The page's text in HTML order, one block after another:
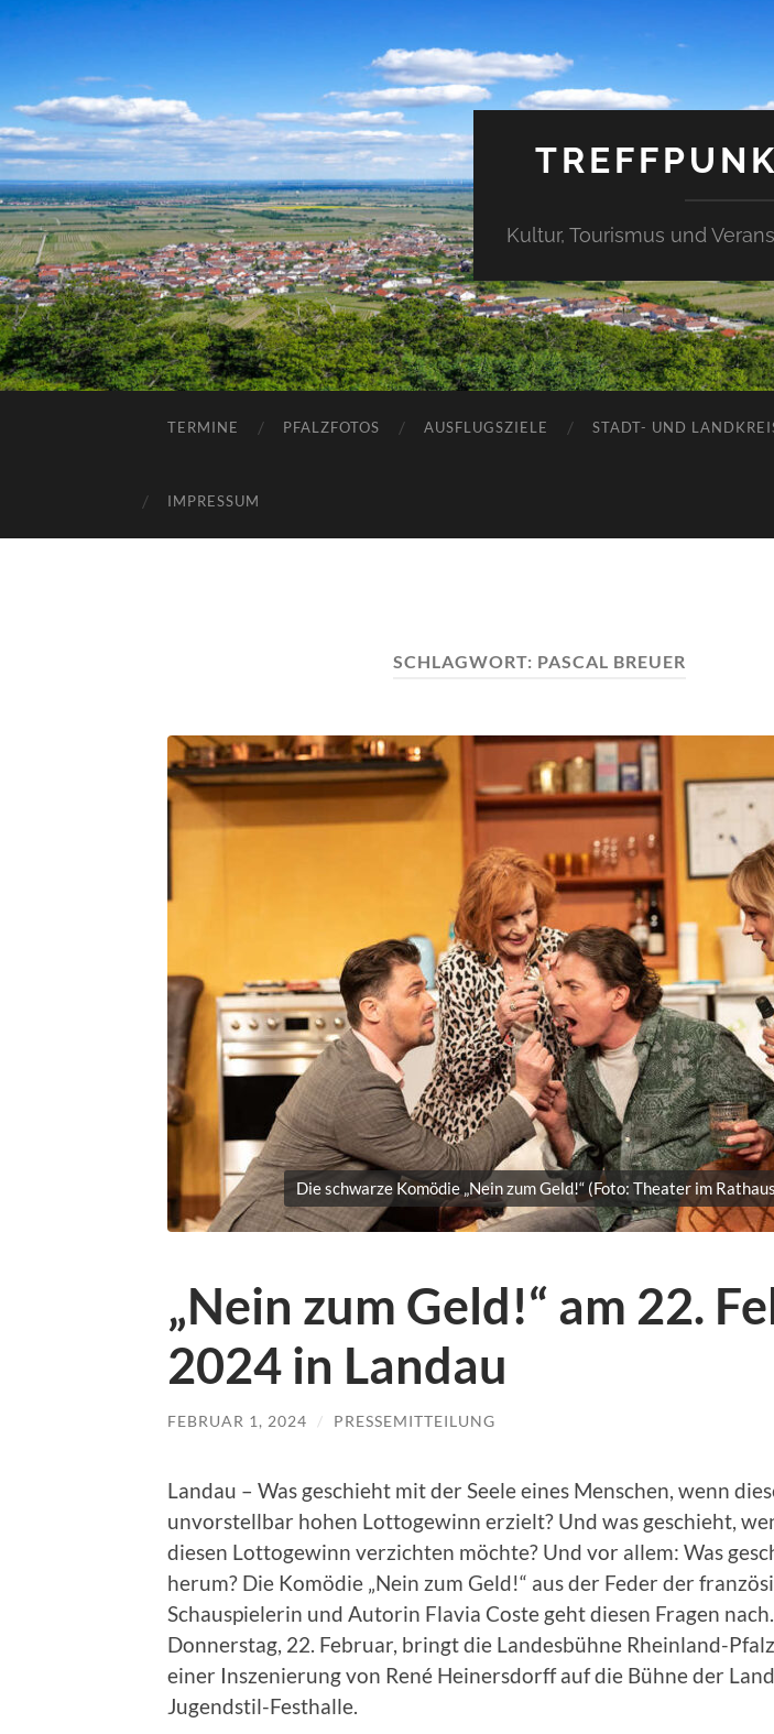
Kultur, Tourismus und
TERMINE PFALZFOTOS AUSFLUGSZIELE STADT- UND
IMPRESSUM
SCHLAGWORT: PASCAL BREUER
Die schwarze Komödie „Nein zum Geld!“ (Foto: Theater im
„Nein zum Geld!“ am 22.
2024 in Landau
FEBRUAR 1, 2024 / PRESSEMITTEILUNG
Landau – Was geschieht mit der Seele eines Menschen, wenn
unvorstellbar hohen Lottogewinn erzielt? Und was geschieht,
diesen Lottogewinn verzichten möchte? Und vor allem: Was
herum? Die Komödie „Nein zum Geld!“ aus der Feder der
Schauspielerin und Autorin Flavia Coste geht diesen Fragen
Donnerstag, 22. Februar, bringt die Landesbühne Rheinland-
einer Inszenierung von René Heinersdorff auf die Bühne der
Jugendstil-Festhalle.